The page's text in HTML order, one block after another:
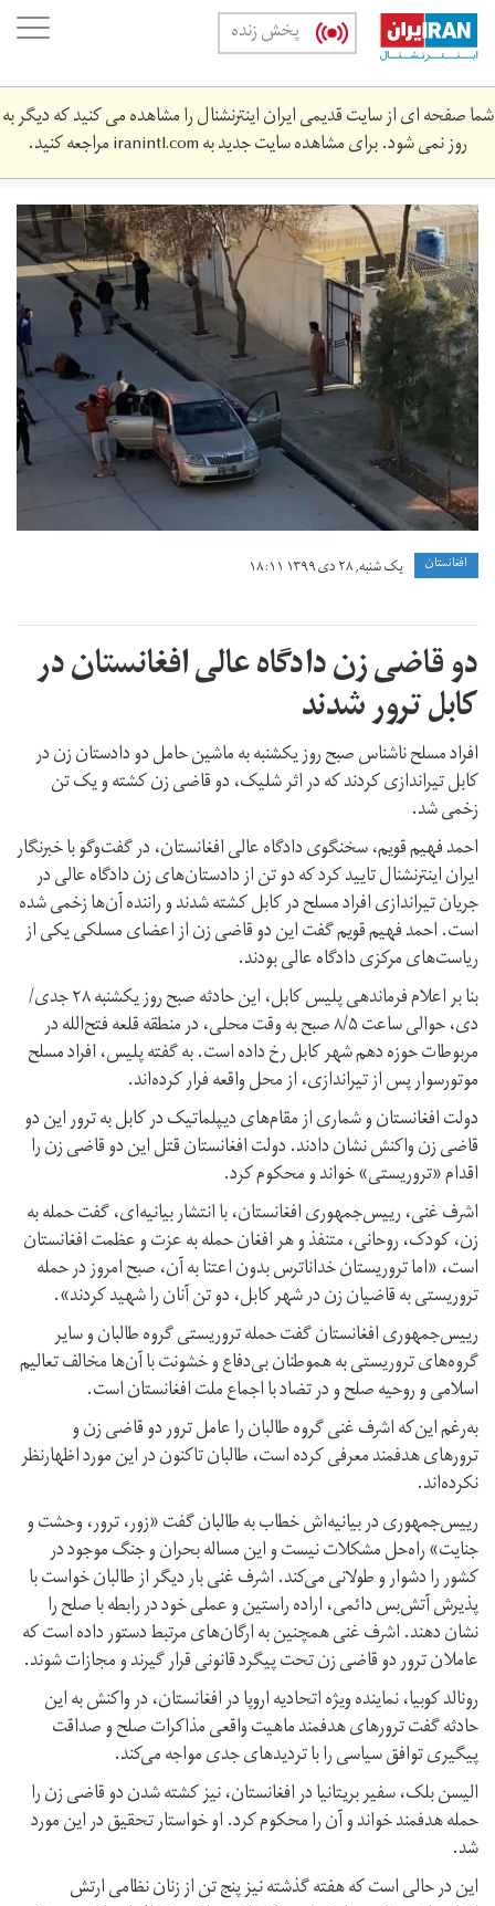
Skip
main
content
پخش زنده
شما صفحه ای از سایت قدیمی ایران اینترنشنال را مشاهده می کنید که دیگر به
روز نمی شود. برای مشاهده سایت جدید بهiranintl.comمراجعه کنید.
20210117_091901.jpg
افغانستان یک شنبه, ۲۸ دی ۱۳۹۹ ۱۸:۱۱
دو قاضی زن دادگاه عالی افغانستان در
کابل ترور شدند
افراد مسلح ناشناس صبح روز یکشنبه به ماشین حامل دو دادستان زن در
کابل تیراندازی کردند که در اثر شلیک، دو قاضی زن کشته و یک تن
زخمی شد.
احمد فهیم قویم، سخنگوی دادگاه عالی افغانستان، در گفت‌وگو با خبرنگار
ایران اینترنشنال تایید کرد که دو تن از دادستان‌های زن دادگاه عالی در
جریان تیراندازی افراد مسلح در کابل کشته شدند و راننده آن‌ها زخمی شده
است. احمد فهیم قویم گفت این دو قاضی زن از اعضای مسلکی یکی از
ریاست‌های مرکزی دادگاه عالی بودند.
بنا بر اعلام فرماندهی پلیس کابل، این حادثه صبح روز یکشنبه ۲۸ جدی/
دی، حوالی ساعت ۸/۵ صبح به وقت محلی، در منطقه قلعه‌ فتح‌الله در
مربوطات حوزه دهم شهر کابل رخ داده است. به گفته پلیس، افراد مسلح
موتورسوار پس از تیراندازی، از محل واقعه فرار کرده‌اند.
دولت افغانستان و شماری از مقام‌های دیپلماتیک در کابل به ترور این دو
قاضی زن واکنش نشان دادند. دولت افغانستان قتل این دو قاضی زن را
اقدام «تروریستی» خواند و محکوم کرد.
اشرف غنی، رییس‌جمهوری افغانستان، با انتشار بیانیه‌ای، گفت حمله به
زن، کودک، روحانی، متنفذ و هر افغان حمله به عزت و عظمت افغانستان
است، «اما تروریستان خداناترس بدون اعتنا به آن، صبح امروز در حمله
تروریستی به قاضیان زن در شهر کابل، دو تن آنان را شهید کردند».
رییس‌جمهوری افغانستان گفت حمله تروریستی گروه طالبان و سایر
گروه‌های تروریستی به هموطنان بی‌دفاع و خشونت با آن‌ها مخالف تعالیم
اسلامی و روحیه صلح و در تضاد با اجماع ملت افغانستان است.
به‌رغم این‌که اشرف غنی گروه طالبان را عامل ترور دو قاضی زن و
ترورهای هدفمند معرفی کرده است، طالبان تاکنون در این مورد اظهار‌نظر
نکرده‌اند.
رییس‌جمهوری در بیانیه‌اش خطاب به طالبان گفت «زور، ترور، وحشت و
جنایت» راه‌حل مشکلات نیست و این مساله بحران و جنگ موجود در
کشور را دشوار و طولانی می‌‌کند. اشرف غنی بار دیگر از طالبان خواست با
پذیرش آتش‌بس دائمی، اراده راستین و عملی خود در رابطه با صلح را
نشان دهند. اشرف غنی همچنین به ارگان‌های مرتبط دستور داده است که
عاملان ترور دو قاضی زن تحت پیگرد قانونی قرار گیرند و مجازات شوند.
رونالد کوبیا، نماینده ویژه اتحادیه اروپا در افغانستان، در واکنش به این
حادثه گفت ترورهای هدفمند ماهیت واقعی مذاکرات صلح و صداقت
پیگیری توافق سیاسی را با تردیدهای جدی مواجه می‌کند.
الیسن بلک، سفیر بریتانیا در افغانستان، نیز کشته شدن دو قاضی زن را
حمله هدفمند خواند و آن را محکوم کرد. او خواستار تحقیق در این مورد
شد.
این در حالی است که هفته گذشته نیز پنج تن از زنان نظامی ارتش